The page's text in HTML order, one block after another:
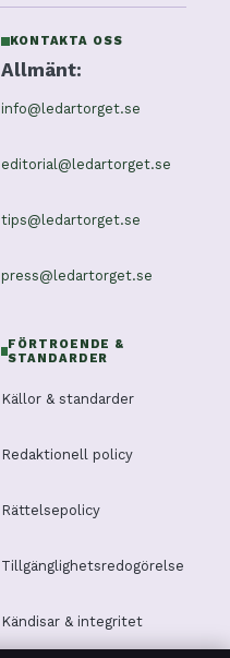
KONTAKTA OSS
Allmänt:
info@ledartorget.se
editorial@ledartorget.se
tips@ledartorget.se
press@ledartorget.se
FÖRTROENDE &
STANDARDER
Källor & standarder
Redaktionell policy
Rättelsepolicy
Tillgänglighetsredogörelse
Kändisar & integritet